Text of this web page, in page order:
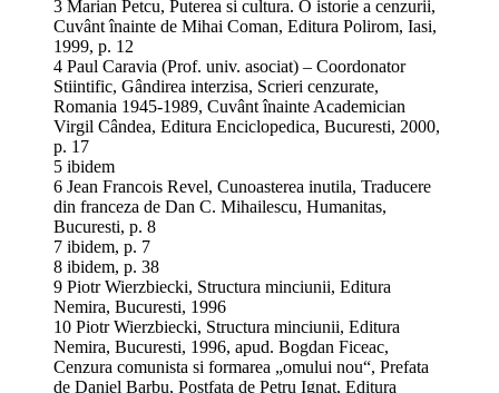
3 Marian Petcu, Puterea si cultura. O istorie a cenzurii,
Cuvânt înainte de Mihai Coman, Editura Polirom, Iasi,
1999, p. 12
4 Paul Caravia (Prof. univ. asociat) – Coordonator
Stiintific, Gândirea interzisa, Scrieri cenzurate,
Romania 1945-1989, Cuvânt înainte Academician
Virgil Cândea, Editura Enciclopedica, Bucuresti, 2000,
p. 17
5 ibidem
6 Jean Francois Revel, Cunoasterea inutila, Traducere
din franceza de Dan C. Mihailescu, Humanitas,
Bucuresti, p. 8
7 ibidem, p. 7
8 ibidem, p. 38
9 Piotr Wierzbiecki, Structura minciunii, Editura
Nemira, Bucuresti, 1996
10 Piotr Wierzbiecki, Structura minciunii, Editura
Nemira, Bucuresti, 1996, apud. Bogdan Ficeac,
Cenzura comunista si formarea „omului nou“, Prefata
de Daniel Barbu, Postfata de Petru Ignat, Editura